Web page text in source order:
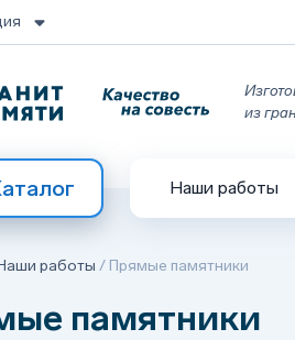
из
Наши работы
работы / Прямые памятники
памятники